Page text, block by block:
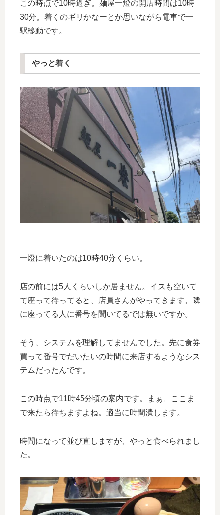
この時点で10時過ぎ。麺屋一燈の開店時間は10時
30分。着くのギリかなーとか思いながら電車で一
駅移動です。
やっと着く
一燈に着いたのは10時40分くらい。
店の前には5人くらいしか居ません。イスも空いて
て座って待ってると、店員さんがやってきます。隣
に座ってる人に番号を聞いてるでは無いですか。
そう、システムを理解してませんでした。先に食券
買って番号でだいたいの時間に来店するようなシス
テムだったんです。
この時点で11時45分頃の案内です。まぁ、ここま
で来たら待ちますよね。適当に時間潰します。
時間になって並び直しますが、やっと食べられまし
た。